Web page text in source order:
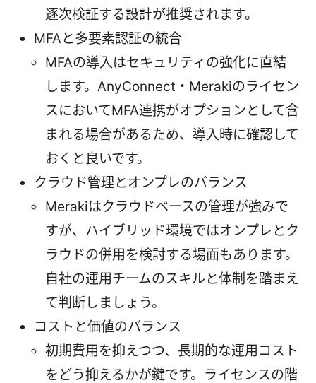
逐次検証する設計が推奨されます。
MFAと多要素認証の統合
MFAの導入はセキュリティの強化に直結
します。AnyConnect・Merakiのライセン
スにおいてMFA連携がオプションとして含
まれる場合があるため、導入時に確認して
おくと良いです。
クラウド管理とオンプレのバランス
Merakiはクラウドベースの管理が強みで
すが、ハイブリッド環境ではオンプレとク
ラウドの併用を検討する場面もあります。
自社の運用チームのスキルと体制を踏まえ
て判断しましょう。
コストと価値のバランス
初期費用を抑えつつ、長期的な運用コスト
をどう抑えるかが鍵です。ライセンスの階